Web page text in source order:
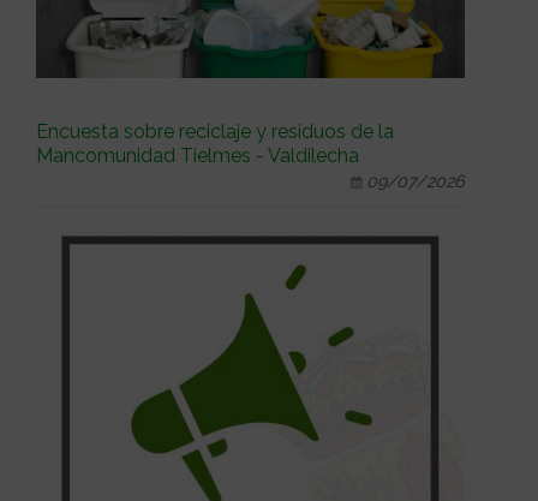
Encuesta sobre reciclaje y residuos de la
Mancomunidad Tielmes - Valdilecha
09/07/2026